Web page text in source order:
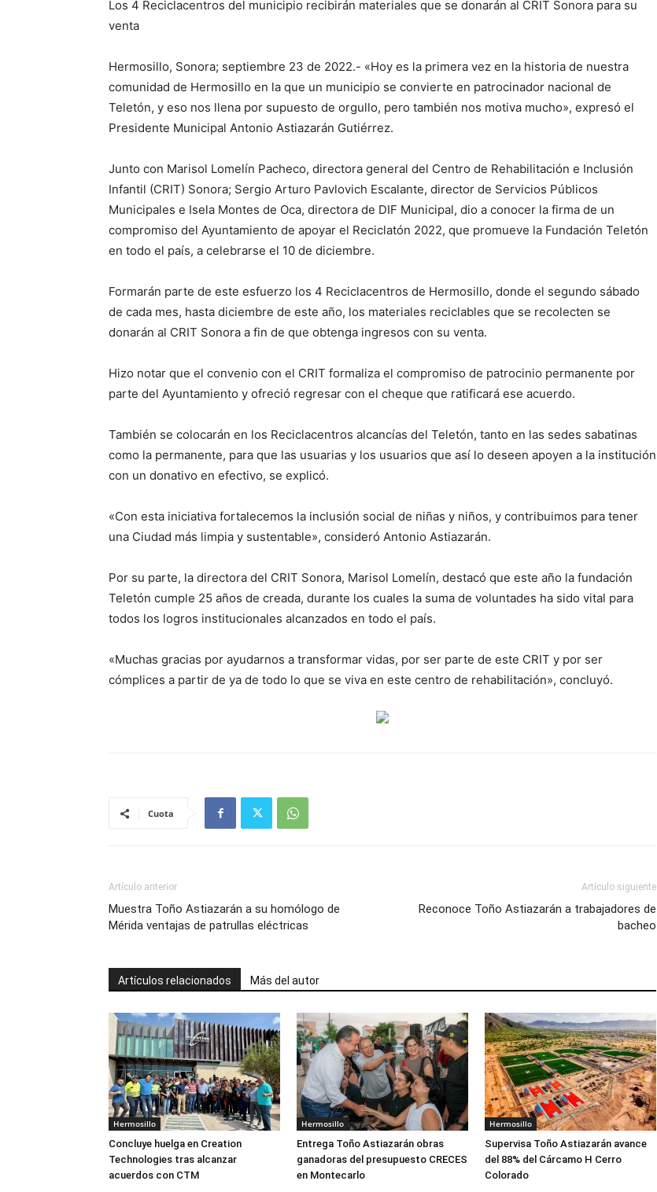
Los 4 Reciclacentros del municipio recibirán materiales que se donarán al CRIT Sonora para su
venta
Hermosillo, Sonora; septiembre 23 de 2022.- «Hoy es la primera vez en la historia de nuestra
comunidad de Hermosillo en la que un municipio se convierte en patrocinador nacional de
Teletón, y eso nos llena por supuesto de orgullo, pero también nos motiva mucho», expresó el
Presidente Municipal Antonio Astiazarán Gutiérrez.
Junto con Marisol Lomelín Pacheco, directora general del Centro de Rehabilitación e Inclusión
Infantil (CRIT) Sonora; Sergio Arturo Pavlovich Escalante, director de Servicios Públicos
Municipales e Isela Montes de Oca, directora de DIF Municipal, dio a conocer la firma de un
compromiso del Ayuntamiento de apoyar el Reciclatón 2022, que promueve la Fundación Teletón
en todo el país, a celebrarse el 10 de diciembre.
Formarán parte de este esfuerzo los 4 Reciclacentros de Hermosillo, donde el segundo sábado
de cada mes, hasta diciembre de este año, los materiales reciclables que se recolecten se
donarán al CRIT Sonora a fin de que obtenga ingresos con su venta.
Hizo notar que el convenio con el CRIT formaliza el compromiso de patrocinio permanente por
parte del Ayuntamiento y ofreció regresar con el cheque que ratificará ese acuerdo.
También se colocarán en los Reciclacentros alcancías del Teletón, tanto en las sedes sabatinas
como la permanente, para que las usuarias y los usuarios que así lo deseen apoyen a la institución
con un donativo en efectivo, se explicó.
«Con esta iniciativa fortalecemos la inclusión social de niñas y niños, y contribuimos para tener
una Ciudad más limpia y sustentable», consideró Antonio Astiazarán.
Por su parte, la directora del CRIT Sonora, Marisol Lomelín, destacó que este año la fundación
Teletón cumple 25 años de creada, durante los cuales la suma de voluntades ha sido vital para
todos los logros institucionales alcanzados en todo el país.
«Muchas gracias por ayudarnos a transformar vidas, por ser parte de este CRIT y por ser
cómplices a partir de ya de todo lo que se viva en este centro de rehabilitación», concluyó.
Cuota
Artículo anterior
Muestra Toño Astiazarán a su homólogo de
Mérida ventajas de patrullas eléctricas
Artículo siguiente
Reconoce Toño Astiazarán a trabajadores de
bacheo
Artículos relacionados Más del autor
Hermosillo
Concluye huelga en Creation
Technologies tras alcanzar
acuerdos con CTM
Hermosillo
Entrega Toño Astiazarán obras
ganadoras del presupuesto CRECES
en Montecarlo
Hermosillo
Supervisa Toño Astiazarán avance
del 88% del Cárcamo H Cerro
Colorado